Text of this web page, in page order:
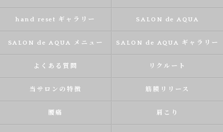
hand reset ギャラリー SALON de AQUA
SALON de AQUA メニュー SALON de AQUA ギャラリー
よくある質問 リクルート
当サロンの特徴 筋膜リリース
腰痛 肩こり